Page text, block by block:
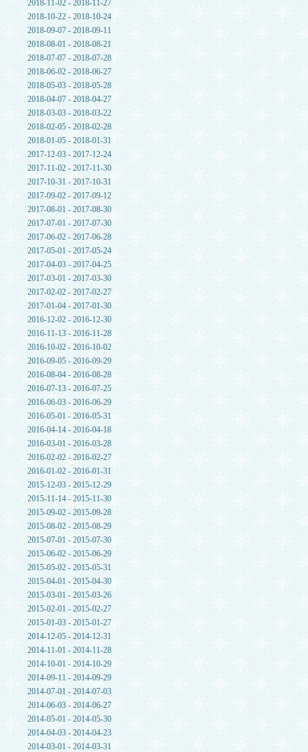
2018-11-02 - 2018-11-27
2018-10-22 - 2018-10-24
2018-09-07 - 2018-09-11
2018-08-01 - 2018-08-21
2018-07-07 - 2018-07-28
2018-06-02 - 2018-06-27
2018-05-03 - 2018-05-28
2018-04-07 - 2018-04-27
2018-03-03 - 2018-03-22
2018-02-05 - 2018-02-28
2018-01-05 - 2018-01-31
2017-12-03 - 2017-12-24
2017-11-02 - 2017-11-30
2017-10-31 - 2017-10-31
2017-09-02 - 2017-09-12
2017-08-01 - 2017-08-30
2017-07-01 - 2017-07-30
2017-06-02 - 2017-06-28
2017-05-01 - 2017-05-24
2017-04-03 - 2017-04-25
2017-03-01 - 2017-03-30
2017-02-02 - 2017-02-27
2017-01-04 - 2017-01-30
2016-12-02 - 2016-12-30
2016-11-13 - 2016-11-28
2016-10-02 - 2016-10-02
2016-09-05 - 2016-09-29
2016-08-04 - 2016-08-28
2016-07-13 - 2016-07-25
2016-06-03 - 2016-06-29
2016-05-01 - 2016-05-31
2016-04-14 - 2016-04-18
2016-03-01 - 2016-03-28
2016-02-02 - 2016-02-27
2016-01-02 - 2016-01-31
2015-12-03 - 2015-12-29
2015-11-14 - 2015-11-30
2015-09-02 - 2015-09-28
2015-08-02 - 2015-08-29
2015-07-01 - 2015-07-30
2015-06-02 - 2015-06-29
2015-05-02 - 2015-05-31
2015-04-01 - 2015-04-30
2015-03-01 - 2015-03-26
2015-02-01 - 2015-02-27
2015-01-03 - 2015-01-27
2014-12-05 - 2014-12-31
2014-11-01 - 2014-11-28
2014-10-01 - 2014-10-29
2014-09-11 - 2014-09-29
2014-07-01 - 2014-07-03
2014-06-03 - 2014-06-27
2014-05-01 - 2014-05-30
2014-04-03 - 2014-04-23
2014-03-01 - 2014-03-31